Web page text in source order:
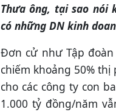
Thưa ông, tại sao nói
có những DN kinh
Đơn cử như Tập đoàn
chiếm khoảng 50%
cho các công ty con
1.000 tỷ đồng/năm